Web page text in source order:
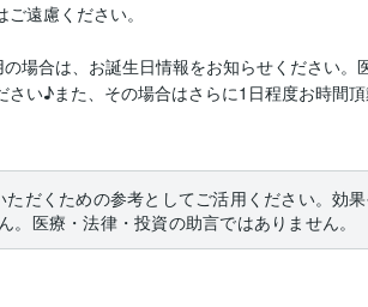
遠慮ください。
場合は、お誕生日情報をお知らせください。
い♪また、その場合はさらに1日程度お時間
だくための参考としてご活用ください。効
医療・法律・投資の助言ではありません。